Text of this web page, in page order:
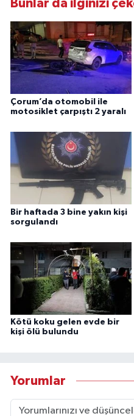
Bunlar da ilginizi
Çorum’da otomobil ile
motosiklet çarpıştı 2 yaralı
Bir haftada 3 bine yakın kişi
sorgulandı
Kötü koku gelen evde bir
kişi ölü bulundu
Yorumlar